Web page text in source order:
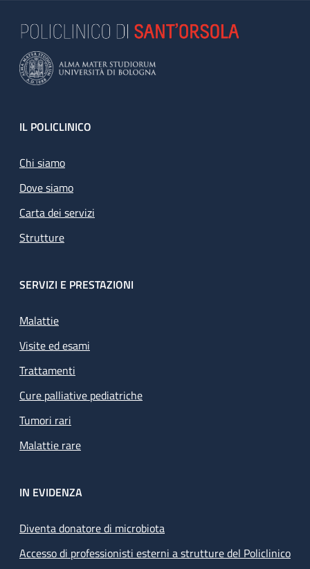
Footer
IL POLICLINICO
Chi siamo
Dove siamo
Carta dei servizi
Strutture
SERVIZI E PRESTAZIONI
Malattie
Visite ed esami
Trattamenti
Cure palliative pediatriche
Tumori rari
Malattie rare
IN EVIDENZA
Diventa donatore di microbiota
Accesso di professionisti esterni a strutture del Policlinico